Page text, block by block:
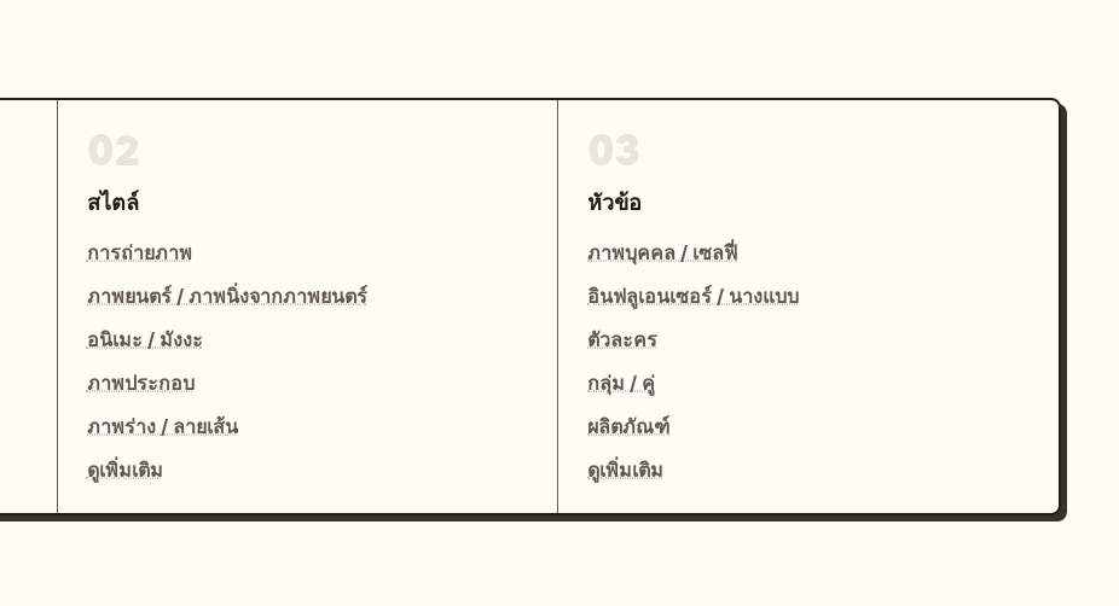
สไตล์
การถ่ายภาพ
ภาพยนตร์ / ภาพนิ่งจากภาพยนตร์
อนิเมะ / มังงะ
ภาพประกอบ
ภาพร่าง / ลายเส้น
ดูเพิ่มเติม
หัวข้อ
ภาพบุคคล / เซลฟี่
อินฟลูเอนเซอร์ / นางแบบ
ตัวละคร
กลุ่ม / คู่
ผลิตภัณฑ์
ดูเพิ่มเติม